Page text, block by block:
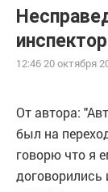
12:46 20 октября
От автора:
был на
говорю что я
договорились